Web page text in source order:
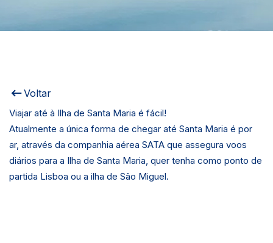
Voltar
Viajar até à Ilha de Santa Maria é fácil!
Atualmente a única forma de chegar até Santa Maria é por
ar, através da companhia aérea SATA que assegura voos
diários para a Ilha de Santa Maria, quer tenha como ponto de
partida Lisboa ou a ilha de São Miguel.